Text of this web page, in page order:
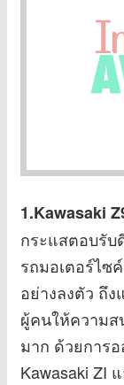
1.Kawasaki
กระแสตอบรับ
รถมอเตอร์ไซ
อย่างลงตัว ถึ
ผู้คนให้ความส
มาก ด้วยการ
Kawasaki ZI